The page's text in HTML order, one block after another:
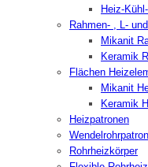
Heiz-
Rahmen- , L-
Mikanit
Keramik
Flächen
Mikanit
Keramik
Heizpatronen
Rohrheizkörper